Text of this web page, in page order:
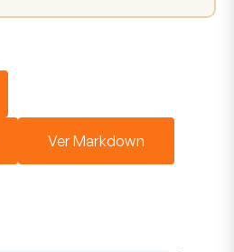
Ver Markdown